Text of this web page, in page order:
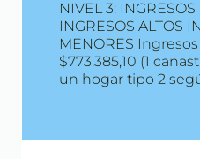
NIVEL 3:
INGRESOS ALTOS
MENORES
$773.385,10 (1
un hogar tipo 2